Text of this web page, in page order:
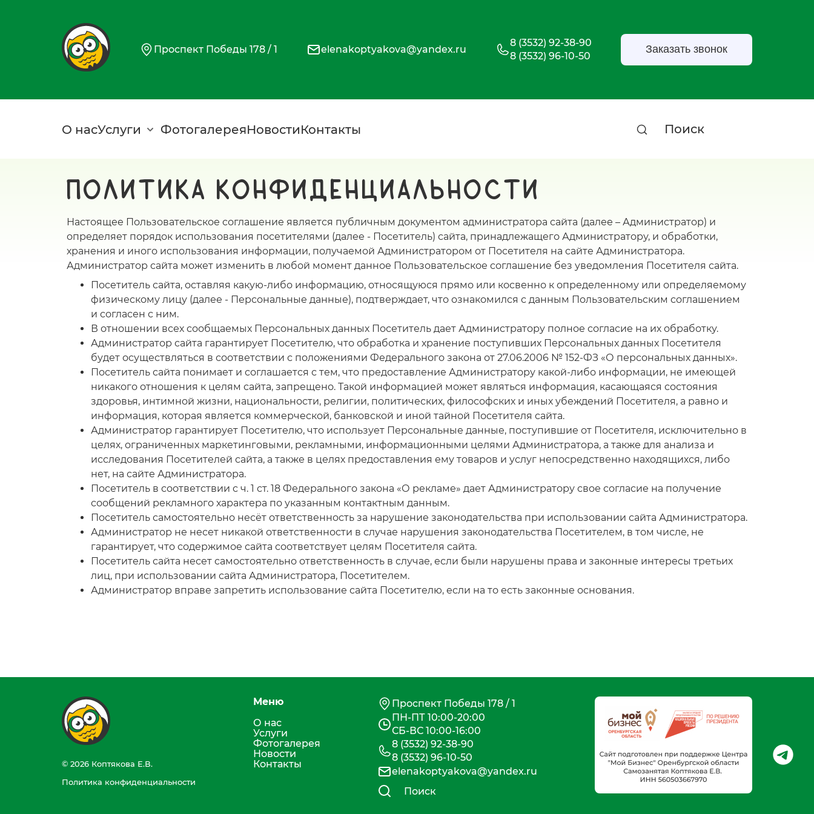
содержанию
https://
Проспект Победы 178 / 1 elenakoptyakova@yandex.ru
8 (3532) 92-38-90
8 (3532) 96-10-50
Заказать звонок
О насУслуги ФотогалереяНовостиКонтакты Поиск
Политика конфиденциальности
Настоящее Пользовательское соглашение является публичным документом администратора сайта (далее – Администратор) и
определяет порядок использования посетителями (далее - Посетитель) сайта, принадлежащего Администратору, и обработки,
хранения и иного использования информации, получаемой Администратором от Посетителя на сайте Администратора.
Администратор сайта может изменить в любой момент данное Пользовательское соглашение без уведомления Посетителя сайта.
Посетитель сайта, оставляя какую-либо информацию, относящуюся прямо или косвенно к определенному или определяемому
физическому лицу (далее - Персональные данные), подтверждает, что ознакомился с данным Пользовательским соглашением
и согласен с ним.
В отношении всех сообщаемых Персональных данных Посетитель дает Администратору полное согласие на их обработку.
Администратор сайта гарантирует Посетителю, что обработка и хранение поступивших Персональных данных Посетителя
будет осуществляться в соответствии с положениями Федерального закона от 27.06.2006 № 152-ФЗ «О персональных данных».
Посетитель сайта понимает и соглашается с тем, что предоставление Администратору какой-либо информации, не имеющей
никакого отношения к целям сайта, запрещено. Такой информацией может являться информация, касающаяся состояния
здоровья, интимной жизни, национальности, религии, политических, философских и иных убеждений Посетителя, а равно и
информация, которая является коммерческой, банковской и иной тайной Посетителя сайта.
Администратор гарантирует Посетителю, что использует Персональные данные, поступившие от Посетителя, исключительно в
целях, ограниченных маркетинговыми, рекламными, информационными целями Администратора, а также для анализа и
исследования Посетителей сайта, а также в целях предоставления ему товаров и услуг непосредственно находящихся, либо
нет, на сайте Администратора.
Посетитель в соответствии с ч. 1 ст. 18 Федерального закона «О рекламе» дает Администратору свое согласие на получение
сообщений рекламного характера по указанным контактным данным.
Посетитель самостоятельно несёт ответственность за нарушение законодательства при использовании сайта Администратора.
Администратор не несет никакой ответственности в случае нарушения законодательства Посетителем, в том числе, не
гарантирует, что содержимое сайта соответствует целям Посетителя сайта.
Посетитель сайта несет самостоятельно ответственность в случае, если были нарушены права и законные интересы третьих
лиц, при использовании сайта Администратора, Посетителем.
Администратор вправе запретить использование сайта Посетителю, если на то есть законные основания.
© 2026 Коптякова Е.В.
Политика конфиденциальности
Меню
О нас
Услуги
Фотогалерея
Новости
Контакты
Проспект Победы 178 / 1
ПН-ПТ 10:00-20:00
СБ-ВС 10:00-16:00
8 (3532) 92-38-90
8 (3532) 96-10-50
elenakoptyakova@yandex.ru
Поиск